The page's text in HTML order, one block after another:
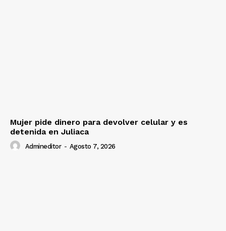
Mujer pide dinero para devolver celular y es
detenida en Juliaca
Admineditor - Agosto 7, 2026